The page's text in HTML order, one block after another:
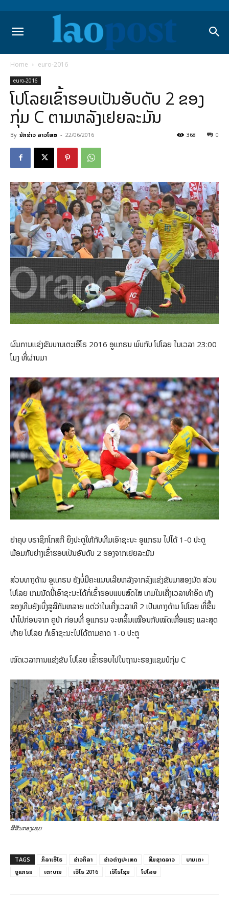
Home euro-2016
euro-2016
ໂປໂລຍເຂົ້າຮອບເປັນອັບດັບ 2 ຂອງ
ກຸ່ມ C ຕາມຫລັງເຢຍລະມັນ
By ນັກຂ່າວ ລາວໂພສ - 22/06/2016 0
368
ຜົນການແຂ່ງຂັນບານເຕະເອີໂຣ 2016​ ອູແກຣນ ພົບກັບ ໂປ​ໂລຍ ໃນເວລາ 23:00
ໂມງ ທີ່ຜ່ານມາ
ຢາຄຸບ ບຣາຊິກໂກສກີ ຍິງ​ປະ​ຕູ​ໃຫ້​ກັບ​ທີມ​ເອົາ​ຊະນະ ອູແກຣນ ໄປ​ໄດ້ 1-0 ປະຕູ
ພ້ອມ​ກັບ​ຍ່າງ​ເຂົ້າ​ຮອບ​ເປັນ​ອັນ​ດັບ 2 ຮອງຈາກເຢຍລະມັນ
ສ່ວນທາງດ້ານ ອູແກຣນ ຍັງ​ບໍ່​ມີ​ຄະແນນ​ເລີຍ​ຫລັງຈາກ​ລົງ​ແຂ່ງ​ຂັນ​ມາ​ສອງ​ນັດ ສ່ວນ
ໂປໂລຍ ​ເກມນັດ​ນີ້​ເອົາ​ຊະນະ​ໄດ້ກໍ່ເຂົ້າ​ຮອບແບບ​ສົດ​ໃສ ເກມ​ໃນ​ເຄີ່ງເວລາທຳອິດ ​ທັງ​
ສອງ​ທີມ​ຍັງ​ເບິ່ງ​ສູ​ສີ​ກັນ​ຫລາຍ ແຕ່ວ່າ​ໃນ​ເຄີ່ງເວລາທີ 2 ​​ເປັນທາງດ້ານ ໂປ​ໂລຍ ທີ່​ຂຶ້ນ​
ນຳ​ໄປ​ກ່ອນ​ຈາກ ຄູ​ບ້າ ກ່ອນ​ທີ່​ ອູແກຣນ ​ຈະ​ຫລິ້ນ​ເໝືອນ​ກັບ​ໝົດ​ເຫື່ອ​ແຮງ ແລະ​ສຸດ​
ທ້າຍ ໂປ​ໂລຍ ກໍ​ເອົາ​ຊະນະ​ໄປ​ໄດ້​ຕາມ​ຄາດ 1-0 ປະຕູ
ໝົດ​ເວລາ​ການ​ແຂ່ງ​ຂັນ ໂປ​ໂລຍ ເຂົ້າ​ຮອບ​ໄປ​ໃນ​ຖານະ​ຮອງ​ແຊມປ໌​ກຸ່ມ​ C
ສີສັນກອງເຊຍ
TAGS ກິລາເອີໂຣ ຂ່າວກິລາ ຂ່າວ​ຕ່າງ​ປະເທດ ທີມຊາດລາວ
ບານເຕະ
ອູແກຣນ
ເຕະບານ ເອີໂຣ 2016 ເອີໂຣໂຊນ ໂປໂລຍ